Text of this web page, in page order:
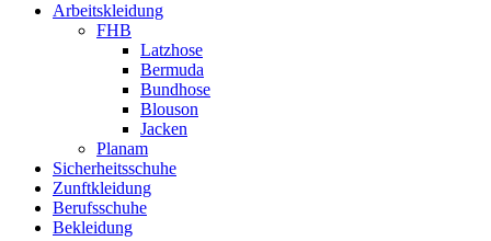
Arbeitskleidung
FHB
Latzhose
Bermuda
Bundhose
Blouson
Jacken
Planam
Sicherheitsschuhe
Zunftkleidung
Berufsschuhe
Bekleidung